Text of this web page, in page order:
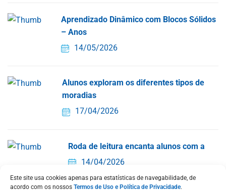
Este site usa cookies apenas para estatísticas de navegabilidade, de
acordo com os nossos Termos de Uso e Política de Privacidade.
Aprendizado Dinâmico com Blocos Sólidos
– Anos
14/05/2026
Alunos exploram os diferentes tipos de
moradias
17/04/2026
Roda de leitura encanta alunos com a
14/04/2026